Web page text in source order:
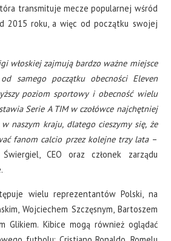
transmituje mecze popularnej wśród
2015 roku, a więc od początku swojej
włoskiej zajmują bardzo ważne miejsce
samego początku obecności Eleven
poziom sportowy i obecność wielu
Serie A TIM w czołówce najchętniej
naszym kraju, dlatego cieszymy się, że
fanom calcio przez kolejne trzy lata–
CEO oraz członek zarządu
wielu reprezentantów Polski, na
Wojciechem Szczęsnym, Bartoszem
Glikiem. Kibice mogą również oglądać